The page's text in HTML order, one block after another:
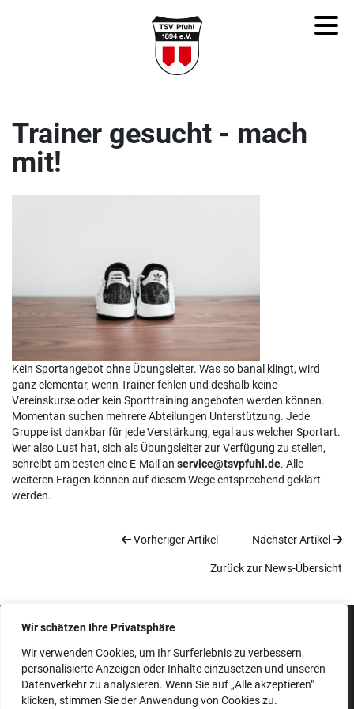
Wir schätzen Ihre Privatsphäre
Wir verwenden Cookies, um Ihr Surferlebnis zu verbessern,
personalisierte Anzeigen oder Inhalte einzusetzen und unseren
Datenverkehr zu analysieren. Wenn Sie auf „Alle akzeptieren"
klicken, stimmen Sie der Anwendung von Cookies zu.
Trainer gesucht - mach
mit!
Kein Sportangebot ohne Übungsleiter. Was so banal klingt, wird
ganz elementar, wenn Trainer fehlen und deshalb keine
Vereinskurse oder kein Sporttraining angeboten werden können.
Momentan suchen mehrere Abteilungen Unterstützung. Jede
Gruppe ist dankbar für jede Verstärkung, egal aus welcher Sportart.
Wer also Lust hat, sich als Übungsleiter zur Verfügung zu stellen,
schreibt am besten eine E-Mail an service@tsvpfuhl.de. Alle
weiteren Fragen können auf diesem Wege entsprechend geklärt
werden.
Vorheriger Artikel Nächster Artikel
Zurück zur News-Übersicht
IMPRESSUM
SATZUNG
BEITRAGSORDNUNG
DATENSCHUTZERKLÄRUNG